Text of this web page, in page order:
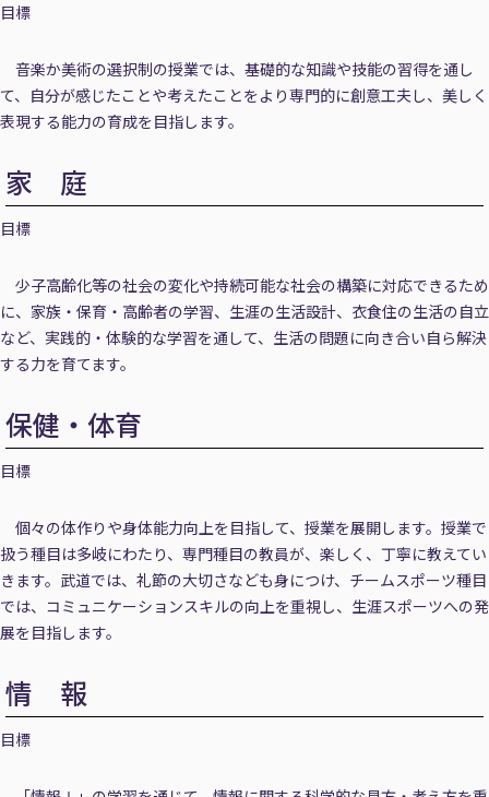
目標
音楽か美術の選択制の授業では、基礎的な知識や技能の習得を通し
て、自分が感じたことや考えたことをより専門的に創意工夫し、美しく
表現する能力の育成を目指します。
家 庭
目標
少子高齢化等の社会の変化や持続可能な社会の構築に対応できるため
に、家族・保育・高齢者の学習、生涯の生活設計、衣食住の生活の自立
など、実践的・体験的な学習を通して、生活の問題に向き合い自ら解決
する力を育てます。
保健・体育
目標
個々の体作りや身体能力向上を目指して、授業を展開します。授業で
扱う種目は多岐にわたり、専門種目の教員が、楽しく、丁寧に教えてい
きます。武道では、礼節の大切さなども身につけ、チームスポーツ種目
では、コミュニケーションスキルの向上を重視し、生涯スポーツへの発
展を目指します。
情 報
目標